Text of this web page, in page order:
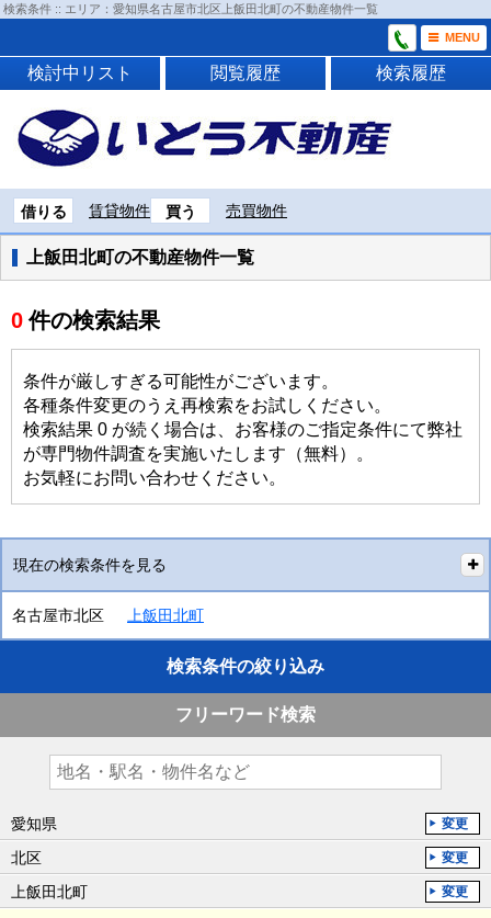
検索条件 :: エリア：愛知県名古屋市北区上飯田北町の不動産物件一覧
MENU
検討中リスト 閲覧履歴 検索履歴
借りる 賃貸物件 買う 売買物件
上飯田北町の不動産物件一覧
0 件の検索結果
条件が厳しすぎる可能性がございます。
各種条件変更のうえ再検索をお試しください。
検索結果 0 が続く場合は、お客様のご指定条件にて弊社
が専門物件調査を実施いたします（無料）。
お気軽にお問い合わせください。
現在の検索条件を見る
名古屋市北区 上飯田北町
検索条件の絞り込み
フリーワード検索
愛知県 変更
北区 変更
上飯田北町 変更